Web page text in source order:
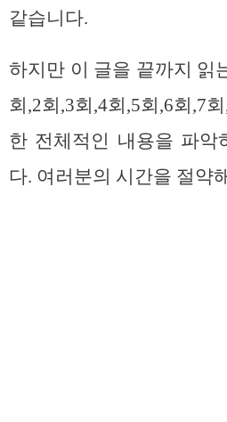
같습니다.
하지만 이 글을 끝까지 읽
회,2회,3회,4회,5회,6회,7
한 전체적인 내용을 파악
다. 여러분의 시간을 절약